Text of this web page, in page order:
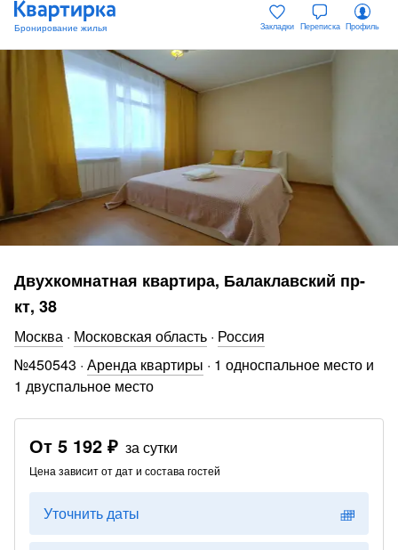
Закладки Переписка Профиль
Двухкомнатная квартира, Балаклавский пр-
кт, 38
Москва · Московская область · Россия
№450543 · Аренда квартиры · 1 односпальное место и
1 двуспальное место
От 5 192 ₽ за сутки
Цена зависит от дат и состава гостей
Уточнить даты